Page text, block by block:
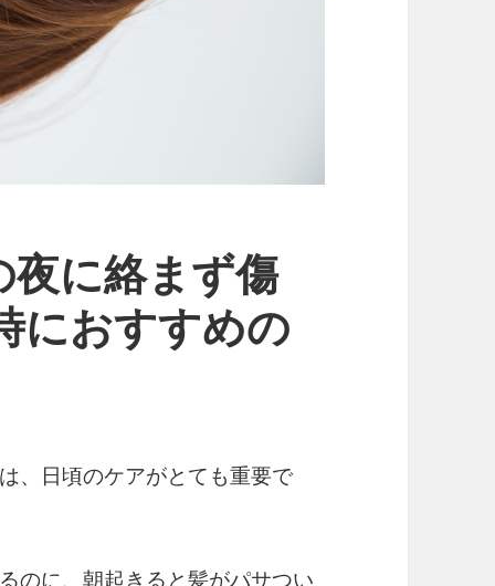
に絡まず傷
におすすめの
、日頃のケアがとても重要で
のに、朝起きると髪がパサつい